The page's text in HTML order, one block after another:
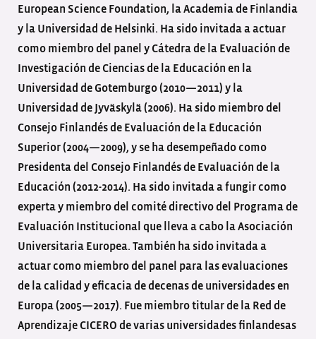
European Science Foundation, la Academia de Finlandia
y la Universidad de Helsinki. Ha sido invitada a actuar
como miembro del panel y Cátedra de la Evaluación de
Investigación de Ciencias de la Educación en la
Universidad de Gotemburgo (2010—2011) y la
Universidad de Jyväskylä (2006). Ha sido miembro del
Consejo Finlandés de Evaluación de la Educación
Superior (2004—2009), y se ha desempeñado como
Presidenta del Consejo Finlandés de Evaluación de la
Educación (2012-2014). Ha sido invitada a fungir como
experta y miembro del comité directivo del Programa de
Evaluación Institucional que lleva a cabo la Asociación
Universitaria Europea. También ha sido invitada a
actuar como miembro del panel para las evaluaciones
de la calidad y eficacia de decenas de universidades en
Europa (2005—2017). Fue miembro titular de la Red de
Aprendizaje CICERO de varias universidades finlandesas